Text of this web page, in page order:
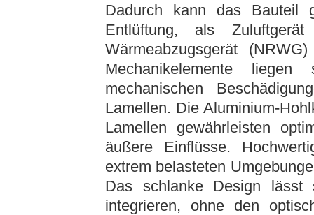
Dadurch kann das Bauteil
Entlüftung, als
Wärmeabzugsgerät
Mechanikelemente
mechanischen
Lamellen. Die Aluminium-
Lamellen gewährleisten
äußere Einflüsse.
extrem belasteten
Das schlanke Design
integrieren, ohne den